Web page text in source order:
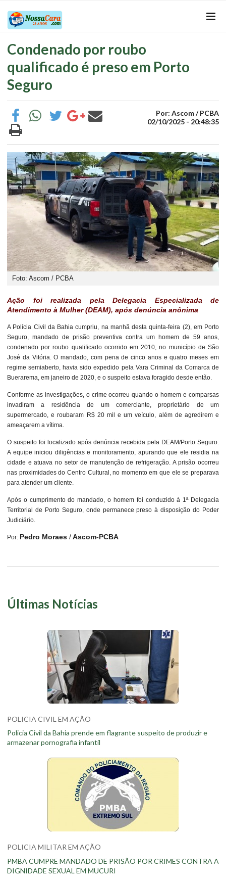
Condenado por roubo
qualificado é preso em Porto
Seguro
Por: Ascom / PCBA
02/10/2025 - 20:48:35
Foto: Ascom / PCBA
Ação foi realizada pela Delegacia Especializada de
Atendimento à Mulher (DEAM), após denúncia anônima
A Polícia Civil da Bahia cumpriu, na manhã desta quinta-feira (2), em Porto
Seguro, mandado de prisão preventiva contra um homem de 59 anos,
condenado por roubo qualificado ocorrido em 2010, no município de São
José da Vitória. O mandado, com pena de cinco anos e quatro meses em
regime semiaberto, havia sido expedido pela Vara Criminal da Comarca de
Buerarema, em janeiro de 2020, e o suspeito estava foragido desde então.
Conforme as investigações, o crime ocorreu quando o homem e comparsas
invadiram a residência de um comerciante, proprietário de um
supermercado, e roubaram R$ 20 mil e um veículo, além de agredirem e
ameaçarem a vítima.
O suspeito foi localizado após denúncia recebida pela DEAM/Porto Seguro.
A equipe iniciou diligências e monitoramento, apurando que ele residia na
cidade e atuava no setor de manutenção de refrigeração. A prisão ocorreu
nas proximidades do Centro Cultural, no momento em que ele se preparava
para atender um cliente.
Após o cumprimento do mandado, o homem foi conduzido à 1ª Delegacia
Territorial de Porto Seguro, onde permanece preso à disposição do Poder
Judiciário.
Por: Pedro Moraes /Ascom-PCBA
Últimas Notícias
POLICIA CIVIL EM AÇÃO
Policia Civil da Bahia prende em flagrante suspeito de produzir e
armazenar pornografia infantil
POLICIA MILITAR EM AÇÃO
PMBA CUMPRE MANDADO DE PRISÃO POR CRIMES CONTRA A
DIGNIDADE SEXUAL EM MUCURI